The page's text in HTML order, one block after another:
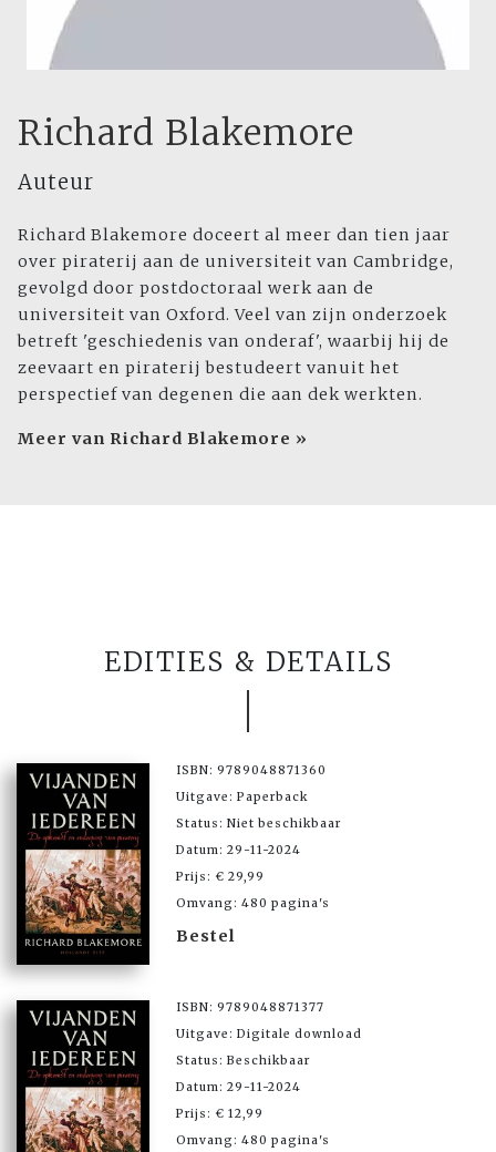
Richard Blakemore
Auteur
Richard Blakemore doceert al meer dan tien jaar
over piraterij aan de universiteit van Cambridge,
gevolgd door postdoctoraal werk aan de
universiteit van Oxford. Veel van zijn onderzoek
betreft 'geschiedenis van onderaf', waarbij hij de
zeevaart en piraterij bestudeert vanuit het
perspectief van degenen die aan dek werkten.
Meer van Richard Blakemore »
EDITIES & DETAILS
ISBN: 9789048871360
Uitgave: Paperback
Status: Niet beschikbaar
Datum: 29-11-2024
Prijs: € 29,99
Omvang: 480 pagina's
Bestel
ISBN: 9789048871377
Uitgave: Digitale download
Status: Beschikbaar
Datum: 29-11-2024
Prijs: € 12,99
Omvang: 480 pagina's